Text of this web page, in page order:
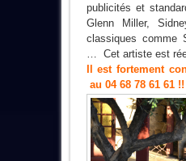
publicités et
Glenn Miller,
classiques comme
… Cet artiste est
Il est fortement
au 04 68 78 61 61 !!